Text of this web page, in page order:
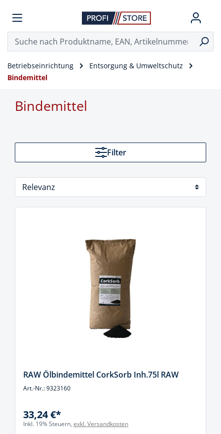
Betriebseinrichtung
Entsorgung & Umweltschutz
Bindemittel
Bindemittel
Filter
RAW Ölbindemittel CorkSorb Inh.75l RAW
Art.-Nr.: 9323160
33,24 €*
Inkl. 19% Steuern, exkl. Versandkosten